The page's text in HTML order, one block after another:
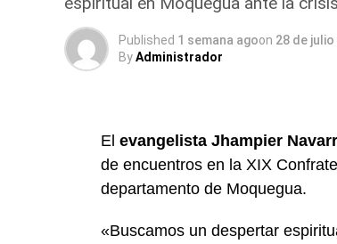
Published 1 semana agoon 28 de
ByAdministrador
El evangelista Jhampier
de encuentros en la XIX
departamento de Moquegua.
«Buscamos un despertar